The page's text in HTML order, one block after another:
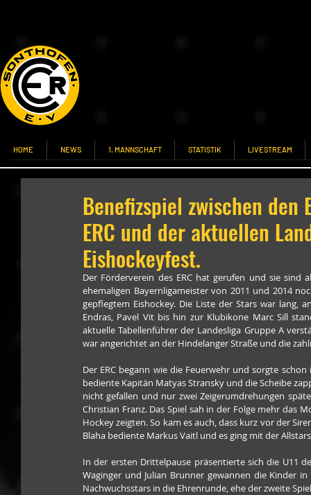
HOME NEWS 1. MANNSCHAFT STATISTIK LIVESTREAM
Benefizspiel zwischen
ERC und der aktuellen
Eishockeyfest.
Der Förderverein des ERC hat gerufen und sie
ehemaligen Bayernligameister von 2011 und 2014
gepflegtem Eishockey. Die Liste der Stars war lang,
Endras, Pavel Vit bis hin zur Klubikone Marc Sill
aktuelle Tabellenführer der Landesliga Gruppe A
war angerichtet an der Hindelanger Straße und die
Der ERC begann wie die Feuerwehr und sorgte
bediente Kapitän Matyas Stransky und die Scheibe
nicht gefallen und nur zwei Zeigerumdrehungen
Christian Franz. Das Spiel sah in der Folge mehr das
Hockey zeigten. So kam es auch, dass kurz vor der
Blaha bediente Markus Vaitl und es ging mit der
In der ersten Drittelpause präsentierte sich die U11
Waginger und Julian Brunner gewannen die Kinder
Nachwuchsstars in die Ehrenrunde, ehe der zweite